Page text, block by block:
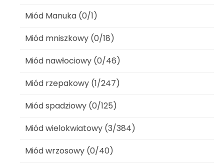
Miód Manuka (0/1)
Miód mniszkowy (0/18)
Miód nawłociowy (0/46)
Miód rzepakowy (1/247)
Miód spadziowy (0/125)
Miód wielokwiatowy (3/384)
Miód wrzosowy (0/40)